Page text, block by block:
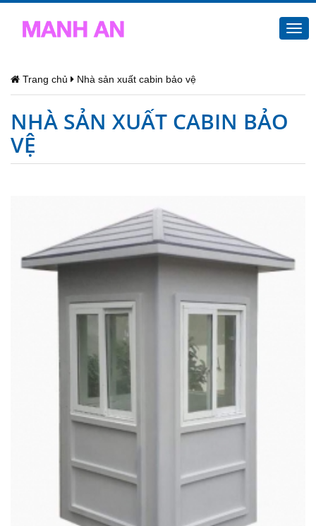
Trang chủ Nhà sản xuất cabin bảo vệ
NHÀ SẢN XUẤT CABIN BẢO
VỆ